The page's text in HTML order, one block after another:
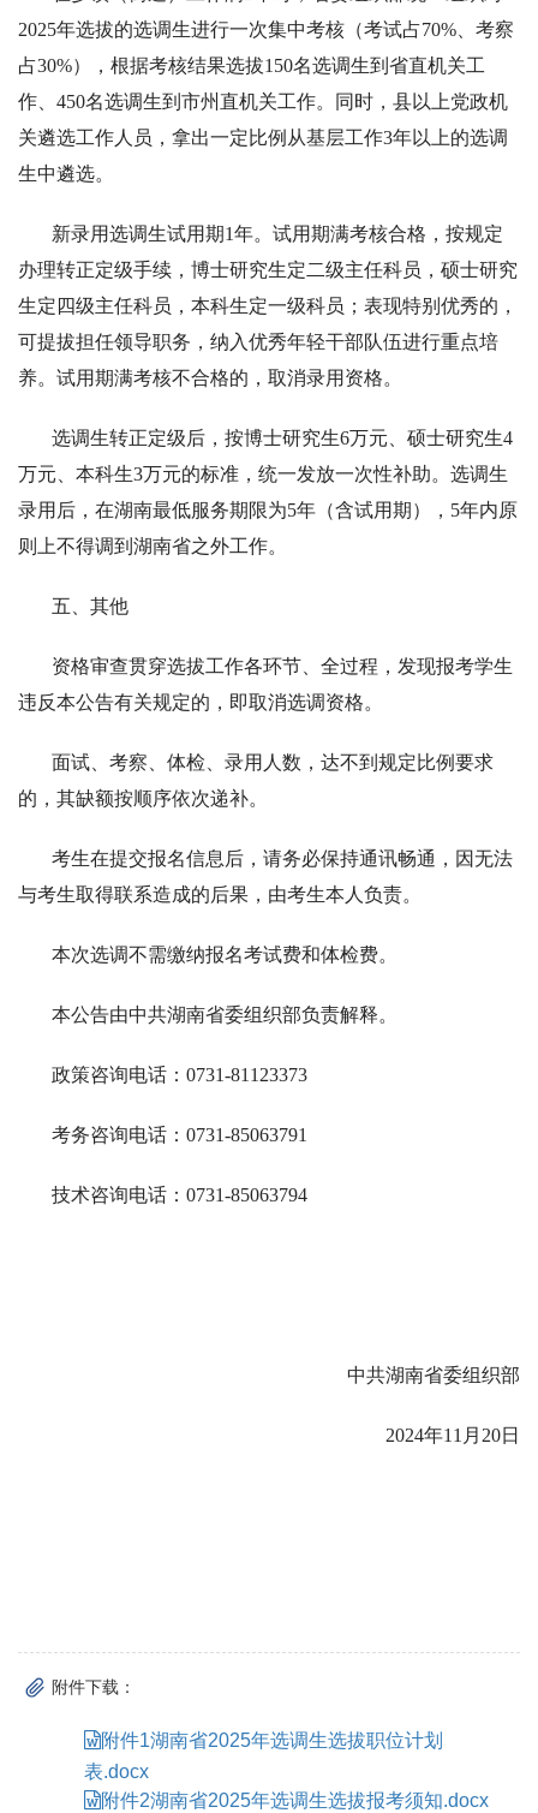
2025年选拔的选调生进行一次集中考核（考试占70%、考察
占30%），根据考核结果选拔150名选调生到省直机关工
作、450名选调生到市州直机关工作。同时，县以上党政机
关遴选工作人员，拿出一定比例从基层工作3年以上的选调
生中遴选。
新录用选调生试用期1年。试用期满考核合格，按规定
办理转正定级手续，博士研究生定二级主任科员，硕士研究
生定四级主任科员，本科生定一级科员；表现特别优秀的，
可提拔担任领导职务，纳入优秀年轻干部队伍进行重点培
养。试用期满考核不合格的，取消录用资格。
选调生转正定级后，按博士研究生6万元、硕士研究生4
万元、本科生3万元的标准，统一发放一次性补助。选调生
录用后，在湖南最低服务期限为5年（含试用期），5年内原
则上不得调到湖南省之外工作。
五、其他
资格审查贯穿选拔工作各环节、全过程，发现报考学生
违反本公告有关规定的，即取消选调资格。
面试、考察、体检、录用人数，达不到规定比例要求
的，其缺额按顺序依次递补。
考生在提交报名信息后，请务必保持通讯畅通，因无法
与考生取得联系造成的后果，由考生本人负责。
本次选调不需缴纳报名考试费和体检费。
本公告由中共湖南省委组织部负责解释。
政策咨询电话：0731-81123373
考务咨询电话：0731-85063791
技术咨询电话：0731-85063794
中共湖南省委组织部
2024年11月20日
附件下载：
附件1湖南省2025年选调生选拔职位计划
表.docx
附件2湖南省2025年选调生选拔报考须知.docx